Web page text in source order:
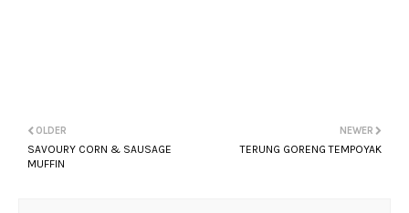
NEWER
TERUNG GORENG TEMPOYAK
OLDER
SAVOURY CORN & SAUSAGE
MUFFIN